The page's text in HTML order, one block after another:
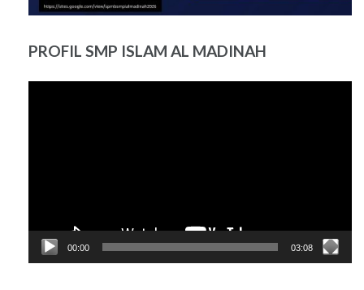
PROFIL SMP ISLAM AL MADINAH
00:00 03:08